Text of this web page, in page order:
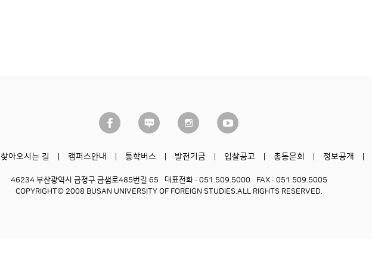
찾아오시는 길 캠퍼스안내 통학버스 발전기금 입찰공고 총동문회 정보공개
46234 부산광역시 금정구 금샘로485번길 65 대표전화 : 051.509.5000
FAX : 051.509.5005
COPYRIGHT© 2008 BUSAN UNIVERSITY OF FOREIGN STUDIES. ALL RIGHTS RESERVED.